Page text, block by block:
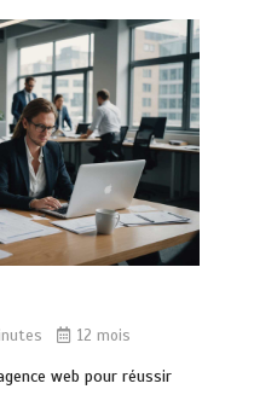
12 mois
web pour réussir
: découvrez notre